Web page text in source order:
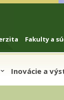
Fakulty a
Inovácie a